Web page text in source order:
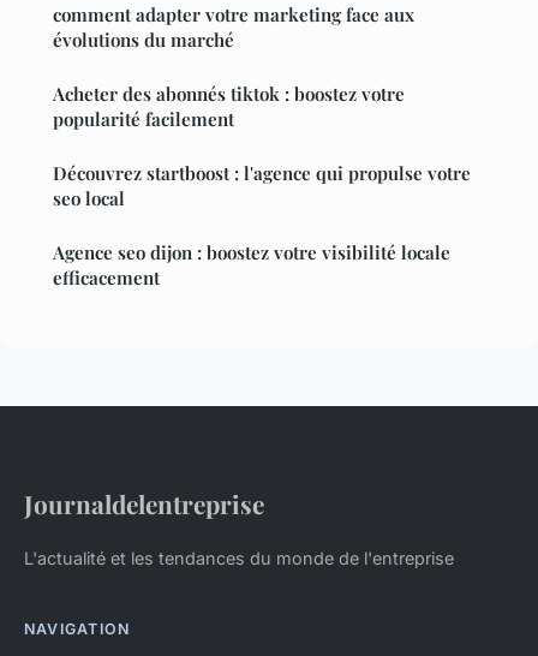
comment adapter votre marketing face aux
évolutions du marché
Acheter des abonnés tiktok : boostez votre
popularité facilement
Découvrez startboost : l'agence qui propulse votre
seo local
Agence seo dijon : boostez votre visibilité locale
efficacement
Journaldelentreprise
L'actualité et les tendances du monde de l'entreprise
NAVIGATION